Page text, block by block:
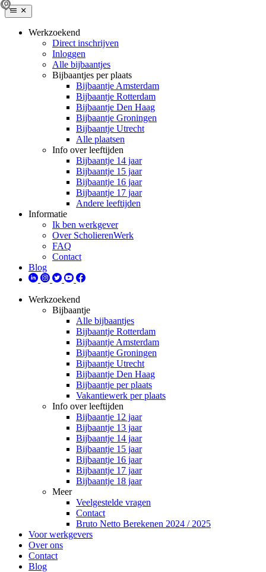
Werkzoekend
Direct inschrijven
Inloggen
Alle bijbaantjes
Bijbaantjes per plaats
Bijbaantje Amsterdam
Bijbaantje Rotterdam
Bijbaantje Den Haag
Bijbaantje Groningen
Bijbaantje Utrecht
Alle plaatsen
Info over leeftijden
Bijbaantje 14 jaar
Bijbaantje 15 jaar
Bijbaantje 16 jaar
Bijbaantje 17 jaar
Andere leeftijden
Informatie
Ik ben werkgever
Over ScholierenWerk
FAQ
Contact
Blog
Werkzoekend
Bijbaantje
Alle bijbaantjes
Bijbaantje Rotterdam
Bijbaantje Amsterdam
Bijbaantje Groningen
Bijbaantje Utrecht
Bijbaantje Den Haag
Bijbaantje per plaats
Vakantiewerk per plaats
Info over leeftijden
Bijbaantje 12 jaar
Bijbaantje 13 jaar
Bijbaantje 14 jaar
Bijbaantje 15 jaar
Bijbaantje 16 jaar
Bijbaantje 17 jaar
Bijbaantje 18 jaar
Meer
Veelgestelde vragen
Contact
Bruto Netto Berekenen 2024 / 2025
Voor werkgevers
Over ons
Contact
Blog